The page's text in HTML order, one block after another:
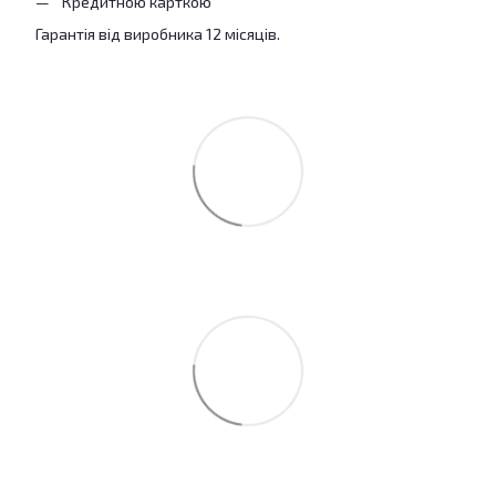
Гарантія від виробника 12 місяців.